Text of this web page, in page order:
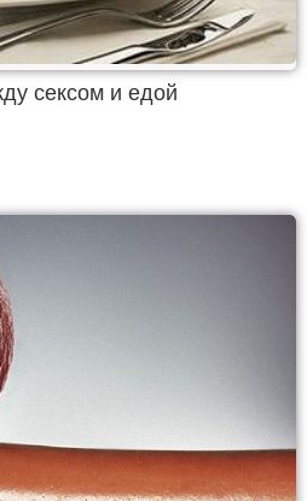
сексом и едой